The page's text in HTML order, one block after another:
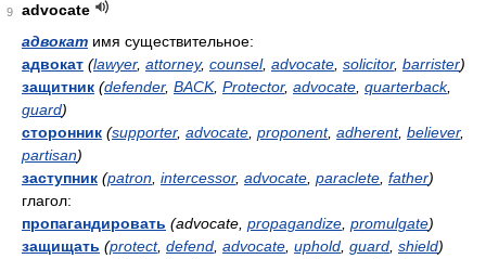
9
advocate
адвокат имя существительное:
адвокат (lawyer, attorney, counsel, advocate solicitor, barrister)
защитник (defender, BACK, Protector, advocate quarterback,
guard)
сторонник (supporter, advocate proponent, adherent, believer,
partisan)
заступник (patron intercessor, advocate paraclete father)
глагол:
пропагандировать (advocate, propagandize promulgate)
защищать (protect, defend advocate uphold guard shield)